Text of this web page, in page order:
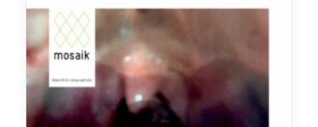
PUBLIKATIONEN
VERANSTALTUNGEN
PRESSE, IMPRESSUM UND KONTAKT
UNTERSTÜTZE UNS!
SEARCH